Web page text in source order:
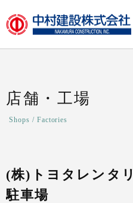
店舗・工場
Shops / Factories
(株)トヨタレンタ
駐車場